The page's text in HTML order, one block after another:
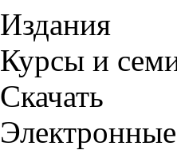
Издания
Курсы и
Скачать